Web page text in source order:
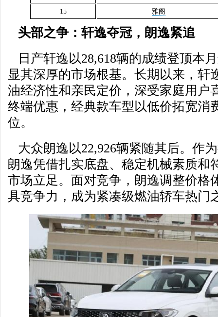
15 雅阁
头部之争：轩逸夺冠，朗逸紧追
日产轩逸以28,618辆的成绩登顶本
显其深厚的市场根基。长期以来，轩
油经济性和亲民定价，深受家庭用户
终端优惠，经典款车型以低价拓宽消
位。
大众朗逸以22,926辆紧随其后。作
朗逸凭借扎实底盘、稳定机械素质和
市场立足。面对竞争，朗逸调整价格
具竞争力，成为紧凑级燃油轿车热门